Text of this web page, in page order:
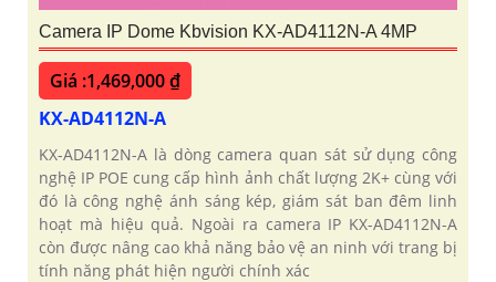
Camera IP Dome Kbvision KX-AD4112N-A 4MP
Giá :1,469,000 ₫
KX-AD4112N-A
KX-AD4112N-A là dòng camera quan sát sử dụng công
nghệ IP POE cung cấp hình ảnh chất lượng 2K+ cùng với
đó là công nghệ ánh sáng kép, giám sát ban đêm linh
hoạt mà hiệu quả. Ngoài ra camera IP KX-AD4112N-A
còn được nâng cao khả năng bảo vệ an ninh với trang bị
tính năng phát hiện người chính xác